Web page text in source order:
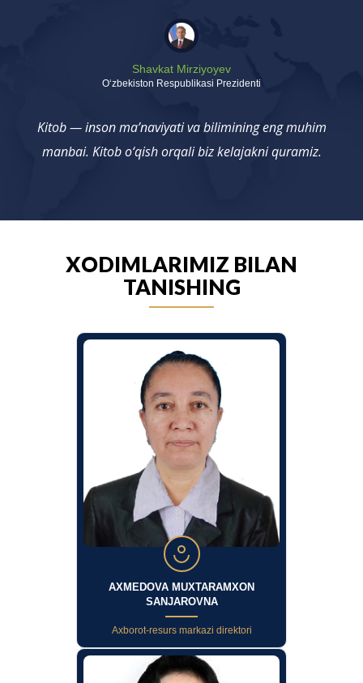
Shavkat Mirziyoyev
Oʻzbekiston Respublikasi Prezidenti
Kitob — inson ma’naviyati va bilimining eng muhim
manbai. Kitob o‘qish orqali biz kelajakni quramiz.
XODIMLARIMIZ BILAN
TANISHING
AXMEDOVA MUXTARAMXON
SANJAROVNA
Axborot-resurs markazi direktori